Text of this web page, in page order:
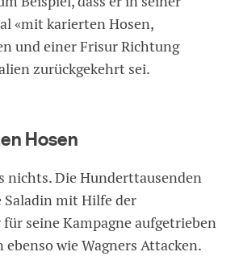
«mit karierten Hosen,
und einer Frisur Richtung
zurückgekehrt sei.
Hosen
nichts. Die Hunderttausenden
Saladin mit Hilfe der
seine Kampagne aufgetrieben
wie Wagners Attacken.